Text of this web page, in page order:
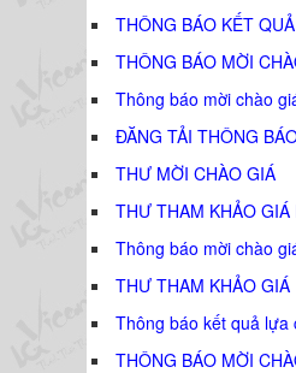
THÔNG BÁO KẾT
THÔNG BÁO MỜI
Thông báo mời chào
ĐĂNG TẢI THÔNG
THƯ MỜI CHÀO GIÁ
THƯ THAM KHẢO
Thông báo mời chào
THƯ THAM KHẢO GIÁ
Thông báo kết quả lựa
THÔNG BÁO MỜI